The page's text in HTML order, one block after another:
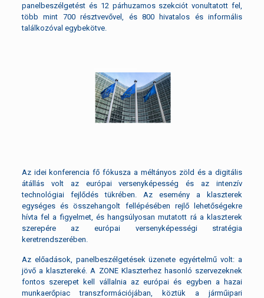
panelbeszélgetést és 12 párhuzamos szekciót vonultatott fel,
több mint 700 résztvevővel, és 800 hivatalos és informális
találkozóval egybekötve.
Az idei konferencia fő fókusza a méltányos zöld és a digitális
átállás volt az európai versenyképesség és az intenzív
technológiai fejlődés tükrében. Az esemény a klaszterek
egységes és összehangolt fellépésében rejlő lehetőségekre
hívta fel a figyelmet, és hangsúlyosan mutatott rá a klaszterek
szerepére az európai versenyképességi stratégia
keretrendszerében.
Az előadások, panelbeszélgetések üzenete egyértelmű volt: a
jövő a klasztereké. A ZONE Klaszterhez hasonló szervezeknek
fontos szerepet kell vállalnia az európai és egyben a hazai
munkaerőpiac transzformációjában, köztük a járműipari